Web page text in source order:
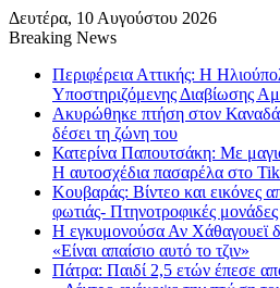
Δευτέρα, 10 Αυγούστου 2026
Breaking News
Περιφέρεια Αττικής: Η
Υποστηριζόμενης Διαβίωσης
Ακυρώθηκε πτήση στον Καναδά
δέσει τη ζώνη του
Κατερίνα Παπουτσάκη: Με
Η αυτοσχέδια πασαρέλα στο
Κουβαράς: Βίντεο και εικόνες
φωτιάς- Πτηνοτροφικές μονάδες
Η εγκυμονούσα Αν Χάθαγουεϊ
«Είναι απαίσιο αυτό το τζιν»
Πάτρα: Παιδί 2,5 ετών έπεσε